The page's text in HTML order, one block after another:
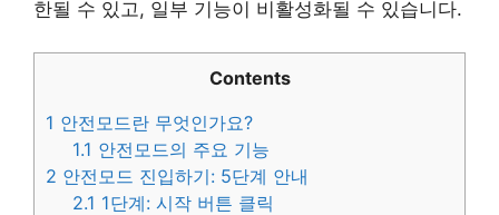
한될 수 있고, 일부 기능이 비활성화될 수 있습니다.
Contents
1 안전모드란 무엇인가요?
1.1 안전모드의 주요 기능
2 안전모드 진입하기: 5단계 안내
2.1 1단계: 시작 버튼 클릭